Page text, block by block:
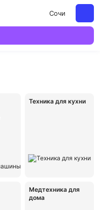
Сочи
Техника для кухни
Медтехника для
дома